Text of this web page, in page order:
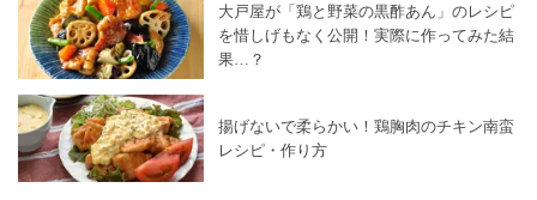
大戸屋が「鶏と野菜の黒酢あん」のレシピ
を惜しげもなく公開！実際に作ってみた結
果…？
揚げないで柔らかい！鶏胸肉のチキン南蛮
レシピ・作り方